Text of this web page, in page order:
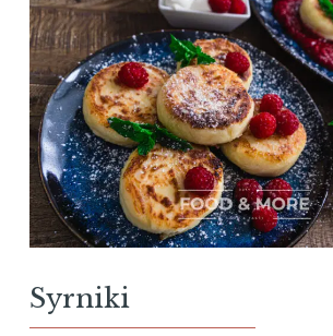
Syrniki